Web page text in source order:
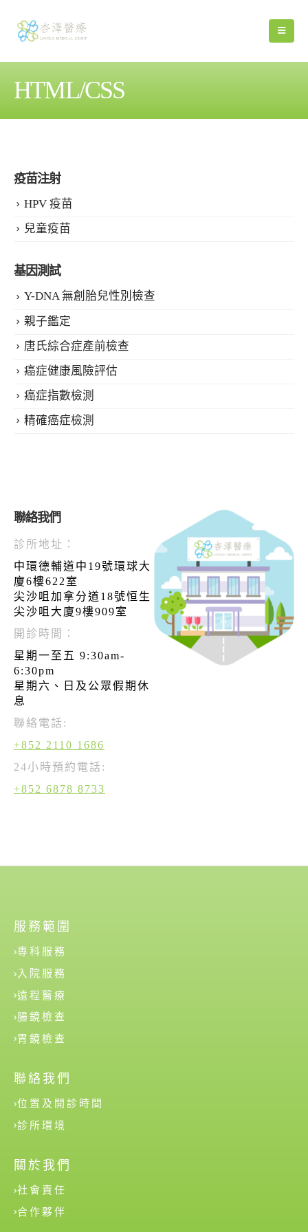
HTML/CSS
疫苗注射
HPV 疫苗
兒童疫苗
基因測試
Y-DNA 無創胎兒性別檢查
親子鑑定
唐氏綜合症產前檢查
癌症健康風險評估
癌症指數檢測
精確癌症檢測
聯絡我們
診所地址：
中環德輔道中19號環球大
廈6樓622室
尖沙咀加拿分道18號恒生
尖沙咀大廈9樓909室
開診時間：
星期一至五 9:30am-
6:30pm
星期六、日及公眾假期休
息
聯絡電話:
+852 2110 1686
24小時預約電話:
+852 6878 8733
服務範圍
專科服務
入院服務
遠程醫療
腸鏡檢查
胃鏡檢查
聯絡我們
位置及開診時間
診所環境
關於我們
社會責任
合作夥伴